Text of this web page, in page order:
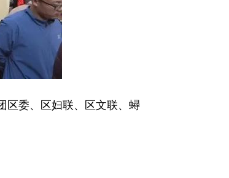
区委、区妇联、区文联、蟳